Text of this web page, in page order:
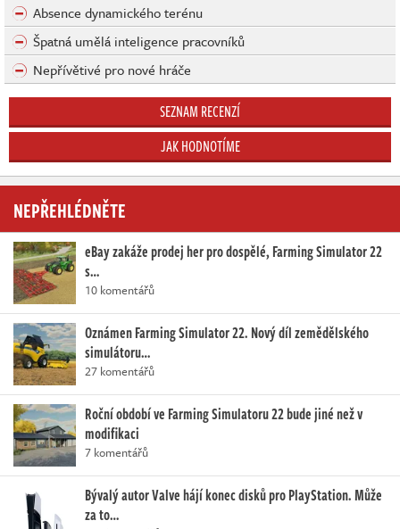
Absence dynamického terénu
Špatná umělá inteligence pracovníků
Nepřívětivé pro nové hráče
SEZNAM RECENZÍ
JAK HODNOTÍME
NEPŘEHLÉDNĚTE
eBay zakáže prodej her pro dospělé, Farming Simulator 22
s…
10 komentářů
Oznámen Farming Simulator 22. Nový díl zemědělského
simulátoru…
27 komentářů
Roční období ve Farming Simulatoru 22 bude jiné než v
modifikaci
7 komentářů
Bývalý autor Valve hájí konec disků pro PlayStation. Může
za to…